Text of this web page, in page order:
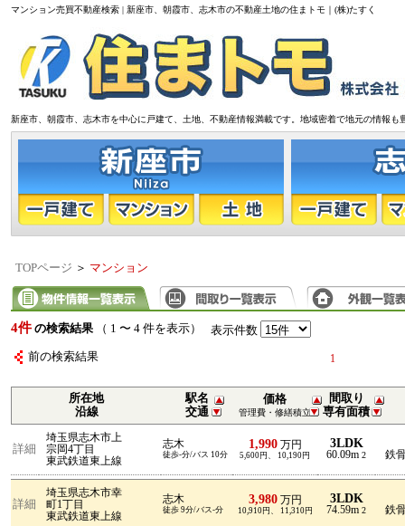
マンション売買不動産検索 | 新座市、朝霞市、志木市の不動産土地の住まトモ｜(株)たすく
新座市、朝霞市、志木市を中心に戸建て、土地、不動産情報満載です。地域密着で地元の情報も
TOPページ ＞ マンション
4件 の検索結果 （ 1 〜 4 件を表示） 表示件数
前の検索結果 1
所在地
沿線
駅名
交通
価格
管理費・修繕積立
間取り
専有面積
詳細
埼玉県志木市上
宗岡4丁目
東武鉄道東上線
志木
徒歩-分/バス 10分
1,990万円
5,600円、 10,190円
3LDK
60.09m 2 鉄
詳細
埼玉県志木市幸
町1丁目
東武鉄道東上線
志木
徒歩 9分/バス-分
3,980万円
10,910円、 11,310円
3LDK
74.59m 2 鉄